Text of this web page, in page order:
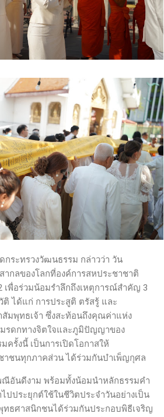
กระทรวงวัฒนธรรม กล่าวว่า วัน
กลของโลกที่องค์การสหประชาชาติ
เพื่อร่วมน้อมรำลึกถึงเหตุการณ์สำคัญ 3
ติ ได้แก่ การประสูติ ตรัสรู้ และ
มพุทธเจ้า ซึ่งสะท้อนถึงคุณค่าแห่ง
รดกทางจิตใจและภูมิปัญญาของ
ครั้งนี้ เป็นการเปิดโอกาสให้
ชนทุกภาคส่วน ได้ร่วมกันบำเพ็ญกุศล
อันดีงาม พร้อมทั้งน้อมนำหลักธรรมคำ
ปประยุกต์ใช้ในชีวิตประจำวันอย่างเป็น
ทธศาสนิกชนได้ร่วมกันประกอบพิธีเจริญ